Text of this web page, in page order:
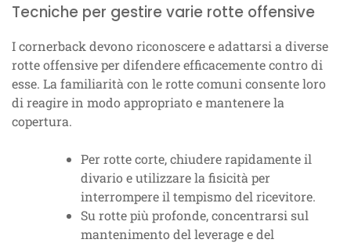
Tecniche per gestire varie rotte offensive
I cornerback devono riconoscere e adattarsi a diverse
rotte offensive per difendere efficacemente contro di
esse. La familiarità con le rotte comuni consente loro
di reagire in modo appropriato e mantenere la
copertura.
Per rotte corte, chiudere rapidamente il
divario e utilizzare la fisicità per
interrompere il tempismo del ricevitore.
Su rotte più profonde, concentrarsi sul
mantenimento del leverage e del